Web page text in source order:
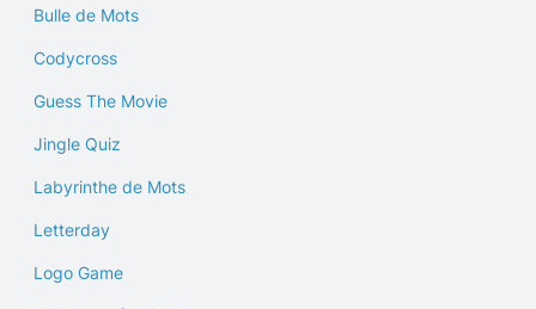
Bulle de Mots
Codycross
Guess The Movie
Jingle Quiz
Labyrinthe de Mots
Letterday
Logo Game